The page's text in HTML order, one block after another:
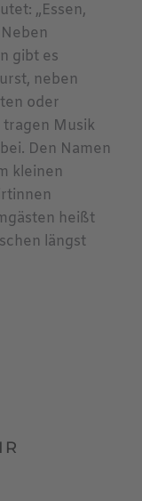
„Essen,
gibt es
neben
oder
Musik
Den Namen
kleinen
heißt
längst